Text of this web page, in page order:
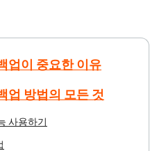
업이 중요한 이유
업 방법의 모든 것
사용하기